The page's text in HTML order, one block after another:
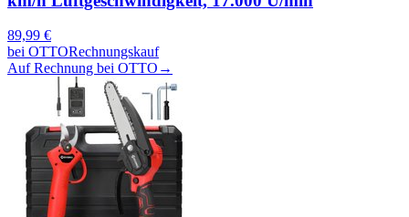
89,99 €
bei OTTORechnungskauf
Auf Rechnung bei OTTO →